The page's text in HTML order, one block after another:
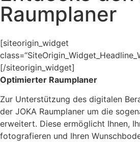
Raumplaner
[siteorigin_widget
[/siteorigin_widget]
Optimierter Raumplaner
Zur Unterstützung des digitalen
der JOKA Raumplaner um die
erweitert. Diese ermöglicht Ihnen,
fotografieren und Ihren